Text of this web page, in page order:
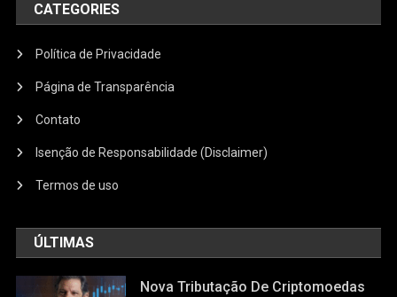
CATEGORIES
Política de Privacidade
Página de Transparência
Contato
Isenção de Responsabilidade (Disclaimer)
Termos de uso
ÚLTIMAS
Nova Tributação De Criptomoedas